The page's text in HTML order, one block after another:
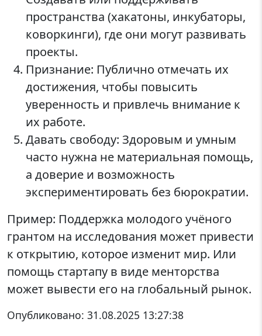
пространства (хакатоны, инкубаторы,
коворкинги), где они могут развивать
проекты.
Признание: Публично отмечать их
достижения, чтобы повысить
уверенность и привлечь внимание к
их работе.
Давать свободу: Здоровым и умным
часто нужна не материальная помощь,
а доверие и возможность
экспериментировать без бюрократии.
Пример: Поддержка молодого учёного
грантом на исследования может привести
к открытию, которое изменит мир. Или
помощь стартапу в виде менторства
может вывести его на глобальный рынок.
Опубликовано: 31.08.2025 13:27:38